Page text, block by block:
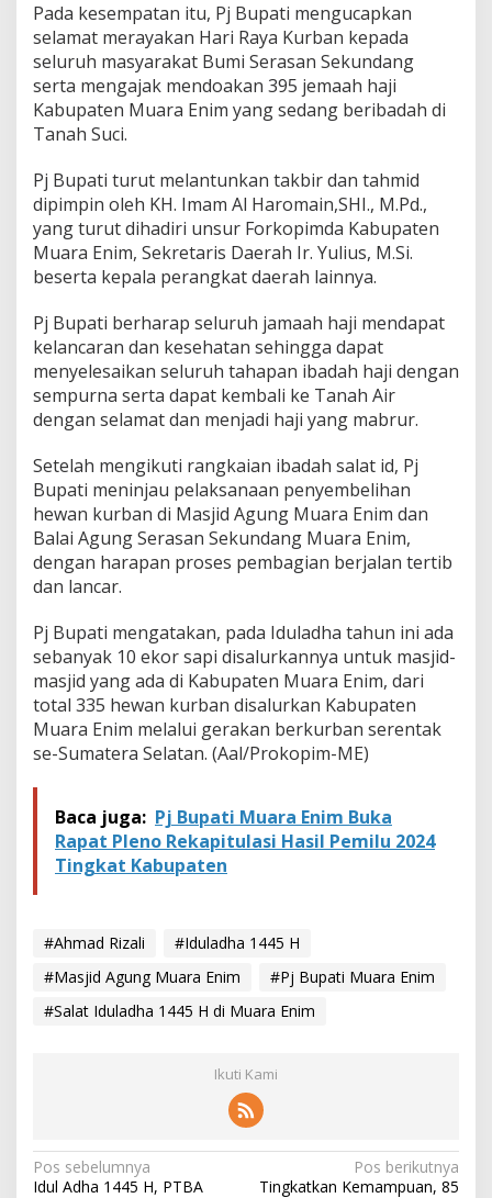
M
a
s
y
a
r
a
t
P
j
B
p
a
t
i
R
i
z
l
i
A
j
k
a
k
n
3
9
5
m
a
a
i
u
a
E
n
m
Pada kesempatan itu, Pj Bupati mengucapkan
selamat merayakan Hari Raya Kurban kepada
seluruh masyarakat Bumi Serasan Sekundang
serta mengajak mendoakan 395 jemaah haji
Kabupaten Muara Enim yang sedang beribadah di
Tanah Suci.
Pj Bupati turut melantunkan takbir dan tahmid
dipimpin oleh KH. Imam Al Haromain,SHI., M.Pd.,
yang turut dihadiri unsur Forkopimda Kabupaten
Muara Enim, Sekretaris Daerah Ir. Yulius, M.Si.
beserta kepala perangkat daerah lainnya.
Pj Bupati berharap seluruh jamaah haji mendapat
kelancaran dan kesehatan sehingga dapat
menyelesaikan seluruh tahapan ibadah haji dengan
sempurna serta dapat kembali ke Tanah Air
dengan selamat dan menjadi haji yang mabrur.
Setelah mengikuti rangkaian ibadah salat id, Pj
Bupati meninjau pelaksanaan penyembelihan
hewan kurban di Masjid Agung Muara Enim dan
Balai Agung Serasan Sekundang Muara Enim,
dengan harapan proses pembagian berjalan tertib
dan lancar.
Pj Bupati mengatakan, pada Iduladha tahun ini ada
sebanyak 10 ekor sapi disalurkannya untuk masjid-
masjid yang ada di Kabupaten Muara Enim, dari
total 335 hewan kurban disalurkan Kabupaten
Muara Enim melalui gerakan berkurban serentak
se-Sumatera Selatan. (Aal/Prokopim-ME)
Baca juga: Pj Bupati Muara Enim Buka
Rapat Pleno Rekapitulasi Hasil Pemilu 2024
Tingkat Kabupaten
#Ahmad Rizali
#Iduladha 1445 H
#Masjid Agung Muara Enim
#Pj Bupati Muara Enim
#Salat Iduladha 1445 H di Muara Enim
Ikuti Kami
N
Pos sebelumnya
Idul Adha 1445 H, PTBA
Pos berikutnya
Tingkatkan Kemampuan, 85